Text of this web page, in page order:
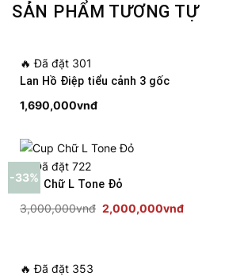
SẢN PHẨM TƯƠNG TỰ
🔥 Đã đặt 301
Lan Hồ Điệp tiểu cảnh 3 gốc
1,690,000vnđ
-33%
🔥 Đã đặt 722
Cup Chữ L Tone Đỏ
3,000,000vnđ Giá
2,000,000vnđGiá
🔥 Đã đặt 353